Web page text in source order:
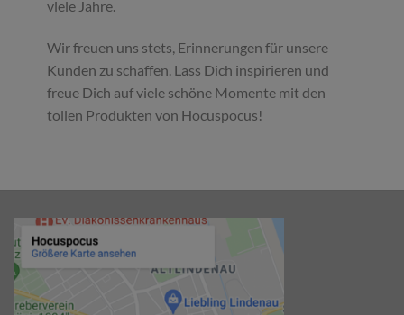
viele Jahre.
Wir freuen uns stets, Erinnerungen für unsere
Kunden zu schaffen. Lass Dich inspirieren und
freue Dich auf viele schöne Momente mit den
tollen Produkten von Hocuspocus!